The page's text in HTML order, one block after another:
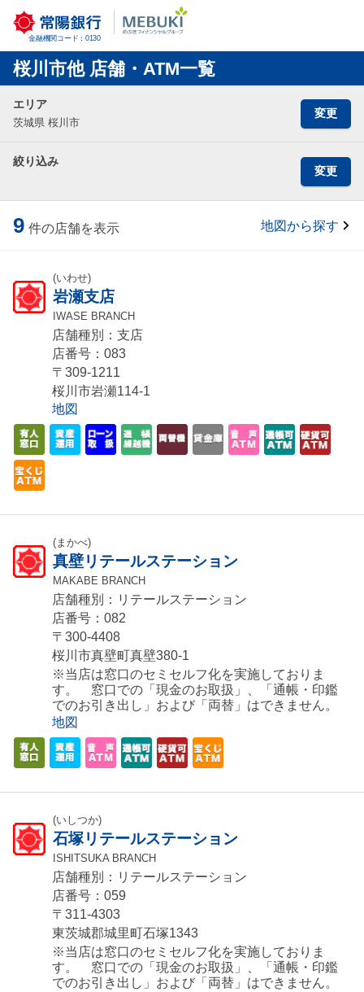
金融機関コード：0130
桜川市他 店舗・ATM一覧
エリア
茨城県 桜川市
変更
絞り込み
変更
9 件の店舗を表示 地図から探す
(いわせ)
岩瀬支店
IWASE BRANCH
店舗種別：支店
店番号：083
〒309-1211
桜川市岩瀬114-1
地図
(まかべ)
真壁リテールステーション
MAKABE BRANCH
店舗種別：リテールステーション
店番号：082
〒300-4408
桜川市真壁町真壁380-1
※当店は窓口のセミセルフ化を実施しておりま
す。 窓口での「現金のお取扱」、「通帳・印鑑
でのお引き出し」および「両替」はできません。
地図
(いしつか)
石塚リテールステーション
ISHITSUKA BRANCH
店舗種別：リテールステーション
店番号：059
〒311-4303
東茨城郡城里町石塚1343
※当店は窓口のセミセルフ化を実施しておりま
す。 窓口での「現金のお取扱」、「通帳・印鑑
でのお引き出し」および「両替」はできません。